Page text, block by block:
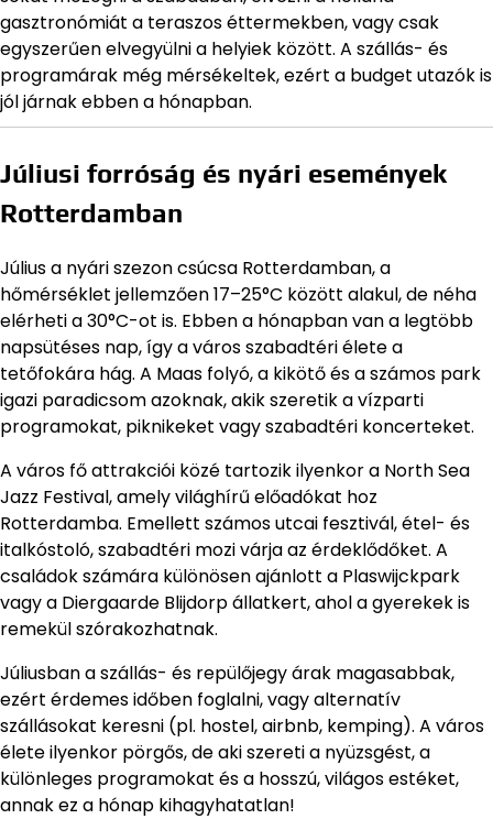
gasztronómiát a teraszos éttermekben, vagy csak
egyszerűen elvegyülni a helyiek között. A szállás- és
programárak még mérsékeltek, ezért a budget utazók is
jól járnak ebben a hónapban.
Júliusi forróság és nyári események
Rotterdamban
Július a nyári szezon csúcsa Rotterdamban, a
hőmérséklet jellemzően 17–25°C között alakul, de néha
elérheti a 30°C-ot is. Ebben a hónapban van a legtöbb
napsütéses nap, így a város szabadtéri élete a
tetőfokára hág. A Maas folyó, a kikötő és a számos park
igazi paradicsom azoknak, akik szeretik a vízparti
programokat, piknikeket vagy szabadtéri koncerteket.
A város fő attrakciói közé tartozik ilyenkor a North Sea
Jazz Festival, amely világhírű előadókat hoz
Rotterdamba. Emellett számos utcai fesztivál, étel- és
italkóstoló, szabadtéri mozi várja az érdeklődőket. A
családok számára különösen ajánlott a Plaswijckpark
vagy a Diergaarde Blijdorp állatkert, ahol a gyerekek is
remekül szórakozhatnak.
Júliusban a szállás- és repülőjegy árak magasabbak,
ezért érdemes időben foglalni, vagy alternatív
szállásokat keresni (pl. hostel, airbnb, kemping). A város
élete ilyenkor pörgős, de aki szereti a nyüzsgést, a
különleges programokat és a hosszú, világos estéket,
annak ez a hónap kihagyhatatlan!